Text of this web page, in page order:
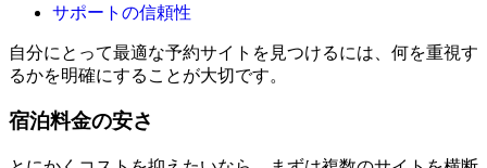
サポートの信頼性
自分にとって最適な予約サイトを見つけるには、何を重視す
るかを明確にすることが大切です。
宿泊料金の安さ